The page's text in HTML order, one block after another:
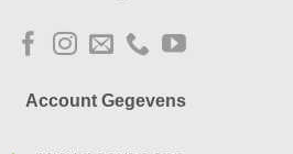
Account Gegevens